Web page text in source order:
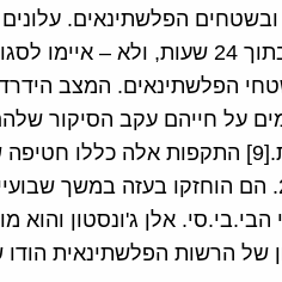
הפלשתינאים.
הפלשתינאים. המצב
על חייהם עקב הסיקור
הרשות הפלשתינאית.[9] התקפות
הבי.בי.סי. אלן ג'ונסטון
של הרשות הפלשתינאית הודו